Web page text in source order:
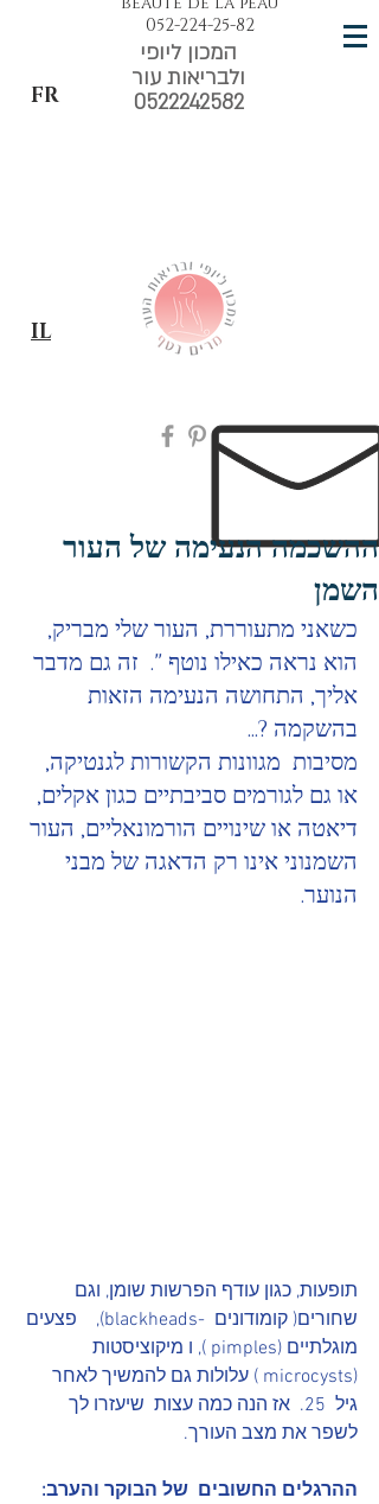
FR
המכון ליופי
ולבריאות עור
0522242582
052-224-25-82
IL
ההשכמה הנעימה של העור
השמן
כשאני מתעוררת, העור שלי מבריק,
הוא נראה כאילו נוטף ".  זה גם מדבר
אליך, התחושה הנעימה הזאות
בהשקמה ?...
מסיבות  מגוונות הקשורות לגנטיקה,
או גם לגורמים סביבתיים כגון אקלים,
דיאטה או שינויים הורמונאליים, העור
השמנוני אינו רק הדאגה של מבני
הנוער.
תופעות, כגון עודף הפרשות שומן, וגם
שחורים( קומודונים  -blackheads),    פצעים
מוגלתיים (pimples ), ו מיקוציסטות
(microcysts ) עלולות גם להמשיך לאחר
גיל  25.  אז הנה כמה עצות  שיעזרו לך
לשפר את מצב העורך.
ההרגלים החשובים  של הבוקר והערב: